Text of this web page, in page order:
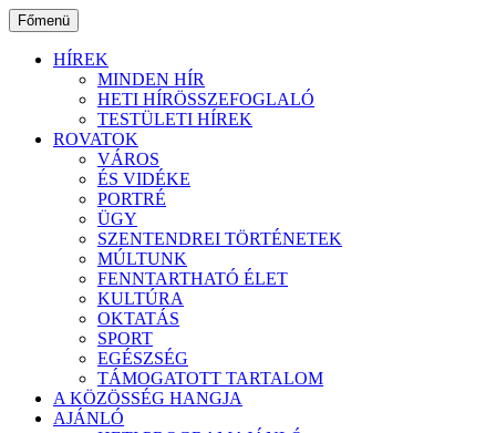
Ugrás
a
tartalomhoz
Főmenü
HÍREK
MINDEN HÍR
HETI HÍRÖSSZEFOGLALÓ
TESTÜLETI HÍREK
ROVATOK
VÁROS
ÉS VIDÉKE
PORTRÉ
ÜGY
SZENTENDREI TÖRTÉNETEK
MÚLTUNK
FENNTARTHATÓ ÉLET
KULTÚRA
OKTATÁS
SPORT
EGÉSZSÉG
TÁMOGATOTT TARTALOM
A KÖZÖSSÉG HANGJA
AJÁNLÓ